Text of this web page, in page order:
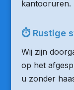
kantooruren.
⏱ Rustige
Wij zijn
op het
u zonder